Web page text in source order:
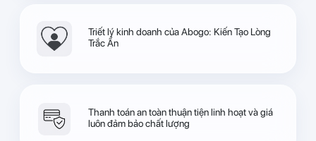
Triết lý kinh doanh của Abogo: Kiến Tạo Lòng
Trắc Ẩn
Thanh toán an toàn thuận tiện linh hoạt và giá
luôn đảm bảo chất lượng